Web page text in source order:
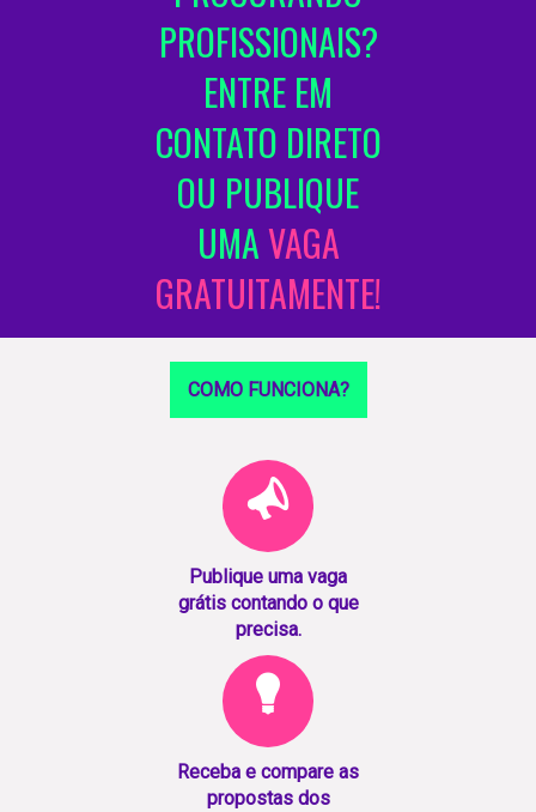
PROFISSIONAIS?
ENTRE EM
CONTATO DIRETO
OU PUBLIQUE
UMAVAGA
GRATUITAMENTE!
COMO FUNCIONA?
Publique uma vaga
grátis contando o que
precisa.
Receba e compare as
propostas dos